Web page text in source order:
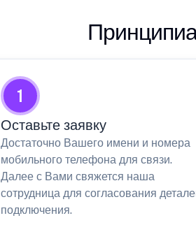
1
Оставьте заявку
Достаточно Вашего имени и номера
мобильного телефона для связи.
Далее с Вами свяжется наша
сотрудница для согласования
подключения.